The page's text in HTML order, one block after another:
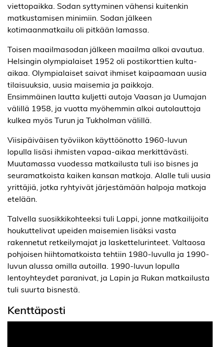
viettopaikka. Sodan syttyminen vähensi kuitenkin
matkustamisen minimiin. Sodan jälkeen
kotimaanmatkailu oli pitkään lamassa.
Toisen maailmasodan jälkeen maailma alkoi avautua.
Helsingin olympialaiset 1952 oli postikorttien kulta-
aikaa. Olympialaiset saivat ihmiset kaipaamaan uusia
tilaisuuksia, uusia maisemia ja paikkoja.
Ensimmäinen lautta kuljetti autoja Vaasan ja Uumajan
välillä 1958, ja vuotta myöhemmin alkoi autolauttoja
kulkea myös Turun ja Tukholman välillä.
Viisipäiväisen työviikon käyttöönotto 1960-luvun
lopulla lisäsi ihmisten vapaa-aikaa merkittävästi.
Muutamassa vuodessa matkailusta tuli iso bisnes ja
seuramatkoista kaiken kansan matkoja. Alalle tuli uusia
yrittäjiä, jotka ryhtyivät järjestämään halpoja matkoja
etelään.
Talvella suosikkikohteeksi tuli Lappi, jonne matkailijoita
houkuttelivat upeiden maisemien lisäksi vasta
rakennetut retkeilymajat ja laskettelurinteet. Valtaosa
pohjoisen hiihtomatkoista tehtiin 1980-luvulla ja 1990-
luvun alussa omilla autoilla. 1990-luvun lopulla
lentoyhteydet paranivat, ja Lapin ja Rukan matkailusta
tuli suurta bisnestä.
Kenttäposti